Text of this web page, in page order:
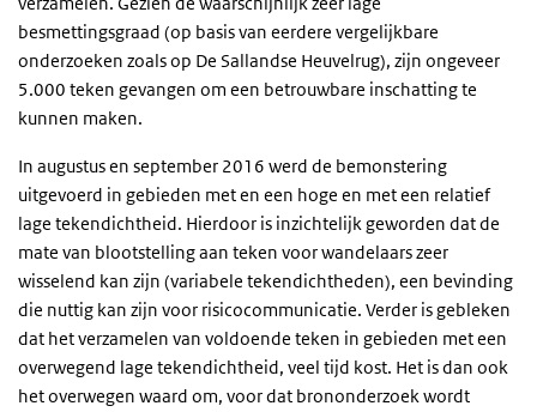
besmettingsgraad (op basis van eerdere vergelijkbare
onderzoeken zoals op De Sallandse Heuvelrug), zijn ongeveer
5.000 teken gevangen om een betrouwbare inschatting te
kunnen maken.
In augustus en september 2016 werd de bemonstering
uitgevoerd in gebieden met en een hoge en met een relatief
lage tekendichtheid. Hierdoor is inzichtelijk geworden dat de
mate van blootstelling aan teken voor wandelaars zeer
wisselend kan zijn (variabele tekendichtheden), een bevinding
die nuttig kan zijn voor risicocommunicatie. Verder is gebleken
dat het verzamelen van voldoende teken in gebieden met een
overwegend lage tekendichtheid, veel tijd kost. Het is dan ook
het overwegen waard om, voor dat brononderzoek wordt